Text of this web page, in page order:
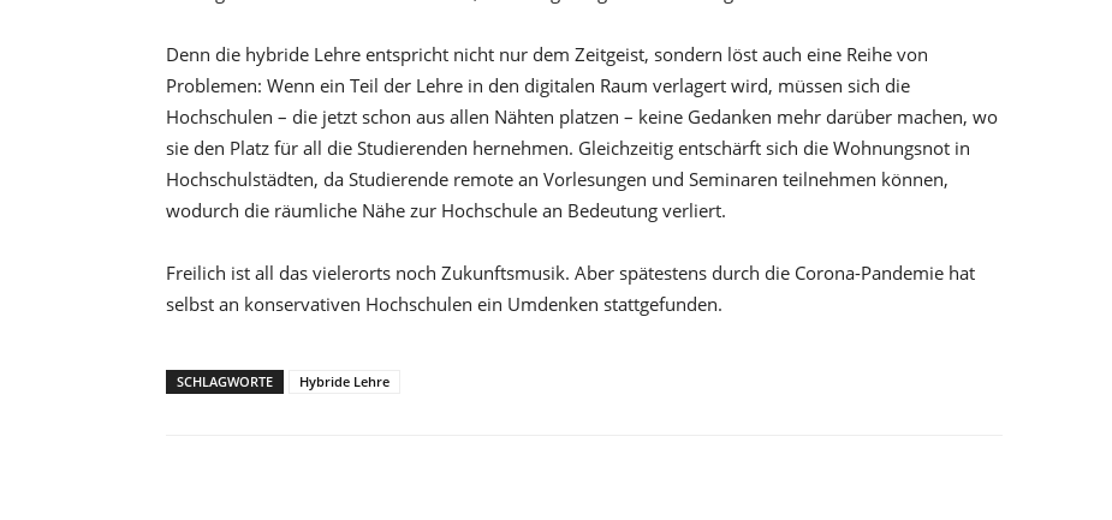
Denn die hybride Lehre entspricht nicht nur dem Zeitgeist, sondern löst auch eine Reihe von
Problemen: Wenn ein Teil der Lehre in den digitalen Raum verlagert wird, müssen sich die
Hochschulen – die jetzt schon aus allen Nähten platzen – keine Gedanken mehr darüber machen, wo
sie den Platz für all die Studierenden hernehmen. Gleichzeitig entschärft sich die Wohnungsnot in
Hochschulstädten, da Studierende remote an Vorlesungen und Seminaren teilnehmen können,
wodurch die räumliche Nähe zur Hochschule an Bedeutung verliert.
Freilich ist all das vielerorts noch Zukunftsmusik. Aber spätestens durch die Corona-Pandemie hat
selbst an konservativen Hochschulen ein Umdenken stattgefunden.
SCHLAGWORTE Hybride Lehre